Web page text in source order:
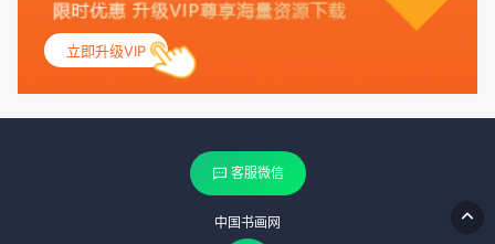
立即升级VIP
客服微信
中国书画网